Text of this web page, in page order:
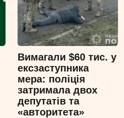
Вимагали $60 тис. у
ексзаступника
мера: поліція
затримала двох
депутатів та
«авторитета»